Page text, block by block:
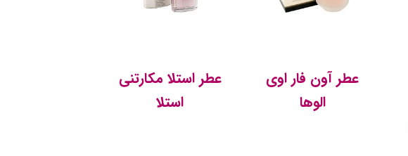
عطر آون فار اوی
الوها
عطر استلا مکارتنی
استلا